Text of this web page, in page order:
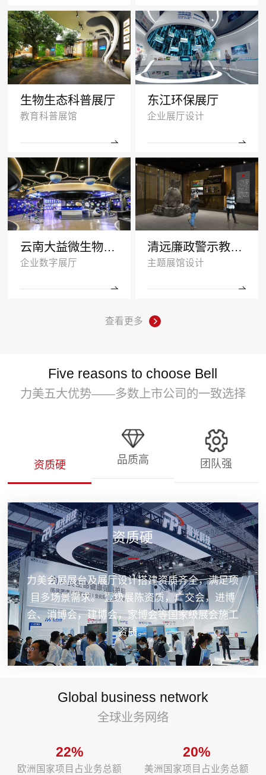
生物生态科普展厅
教育科普展馆
东江环保展厅
企业展厅设计
云南大益微生物奥秘厅效果图
企业数字展厅
清远廉政警示教育基地多媒体展厅设计
主题展馆设计
查看更多
Five reasons to choose Bell
力美五大优势——多数上市公司的一致选择
资质硬 品质高 团队强
资质硬
力美会展展台及展厅设计搭建资质齐全，满足项
目多场景需求。 壹级展陈资质，广交会，进博
会、消博会，建博会，家博会等国家级展会施工
资质。
Global business network
全球业务网络
22%
欧洲国家项目占业务总额
20%
美洲国家项目占业务总额